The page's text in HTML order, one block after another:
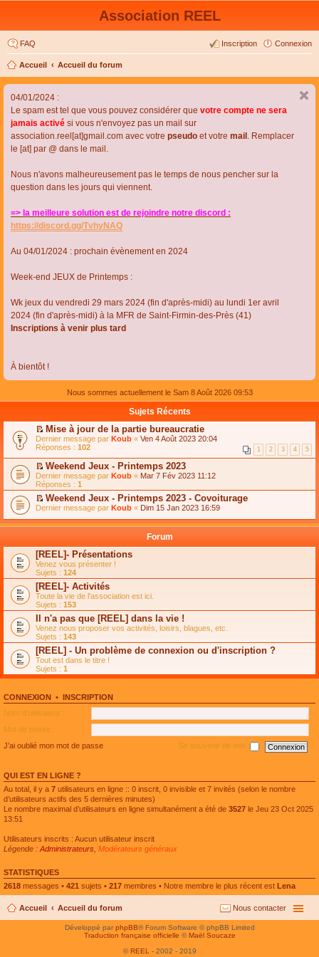
Association REEL
FAQ Connexion
Inscription
Accueil Accueil du forum
04/01/2024 :
Le spam est tel que vous pouvez considérer que votre compte ne sera
jamais activé si vous n'envoyez pas un mail sur
association.reel[at]gmail.com avec votre pseudo et votre mail . Remplacer
le [at] par @ dans le mail.
Nous n'avons malheureusement pas le temps de nous pencher sur la
question dans les jours qui viennent.
=> la meilleure solution est de rejoindre notre discord :
https://discord.gg/TvhyNAQ
Au 04/01/2024 : prochain évènement en 2024
Week-end JEUX de Printemps :
Wk jeux du vendredi 29 mars 2024 (fin d'après-midi) au lundi 1er avril
2024 (fin d'après-midi) à la MFR de Saint-Firmin-des-Près (41)
Inscriptions à venir plus tard
À bientôt !
Nous sommes actuellement le Sam 8 Août 2026 09:53
Sujets Récents
C
o
n
s
u
l
t
e
r
l
e
s
s
a
g
e
n
o
n
l
u
l
e
p
l
u
s
é
c
e
n
t
Mise à jour de la partie bureaucratie
Dernier message par Koub « Ven 4 Août 2023 20:04
Réponses : 102 1 2 3 4 5
C
o
n
s
u
t
l
e
m
e
s
s
a
g
e
n
o
n
l
u
l
e
l
u
s
é
e
Weekend Jeux - Printemps 2023
Dernier message par Koub « Mar 7 Fév 2023 11:12
Réponses : 1
C
n
l
t
e
r
l
e
m
e
s
s
a
g
e
n
o
n
u
l
e
l
s
e
n
t
Weekend Jeux - Printemps 2023 - Covoiturage
Dernier message par Koub « Dim 15 Jan 2023 16:59
Forum
[REEL]- Présentations
Venez vous présenter !
Sujets : 124
[REEL]- Activités
Toute la vie de l'association est ici.
Sujets : 153
Il n'a pas que [REEL] dans la vie !
Venez nous proposer vos activités, loisirs, blagues, etc.
Sujets : 143
[REEL] - Un problème de connexion ou d'inscription ?
Tout est dans le titre !
Sujets : 1
CONNEXION • INSCRIPTION
Nom d’utilisateur :
Mot de passe :
J’ai oublié mon mot de passe
Se souvenir de moi
QUI EST EN LIGNE ?
Au total, il y a 7 utilisateurs en ligne :: 0 inscrit, 0 invisible et 7 invités (selon le nombre
d’utilisateurs actifs des 5 dernières minutes)
Le nombre maximal d’utilisateurs en ligne simultanément a été de 3527 le Jeu 23 Oct 2025
13:51
Utilisateurs inscrits : Aucun utilisateur inscrit
Légende : Administrateurs Modérateurs généraux
STATISTIQUES
2618 messages • 421 sujets • 217 membres • Notre membre le plus récent est Lena
Accueil Accueil du forum Nous contacter
Développé parphpBB® Forum Software © phpBB Limited
Traduction française officielle © Maël Soucaze
© REEL - 2002 - 2019